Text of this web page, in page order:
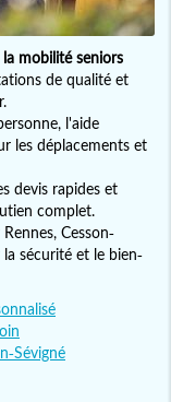
mobilité seniors
de qualité et
l'aide
les déplacements et
devis rapides et
complet.
Cesson-
sécurité et le bien-
Sévigné